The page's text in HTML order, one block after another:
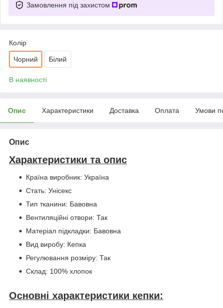
Замовлення під захистом
Колір
Чорний Білий
В наявності
Опис Характеристики Доставка Оплата Умови
Опис
Характеристики та опис
Країна виробник: Україна
Стать: Унісекс
Тип тканини: Бавовна
Вентиляційні отвори: Так
Матеріал підкладки: Бавовна
Вид виробу: Кепка
Регулювання розміру: Так
Склад: 100% хлопок
Основні характеристики кепки: